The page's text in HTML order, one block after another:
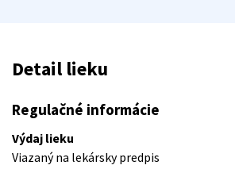
Detail lieku
Regulačné informácie
Výdaj lieku
Viazaný na lekársky predpis